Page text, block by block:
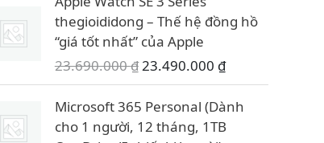
thegioididong – Thế hệ đồng hồ
“giá tốt nhất” của Apple
23.690.000₫ G
i
á
g
23.490.000 ₫G
i
á
h
Microsoft 365 Personal (Dành
cho 1 người, 12 tháng, 1TB